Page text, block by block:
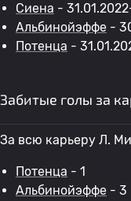
Сиена -
Альбинойэффе -
Потенца -
Забитые голы за
За всю карьеру Л.
Потенца - 1
Альбинойэффе - 3